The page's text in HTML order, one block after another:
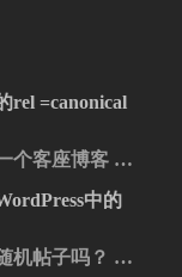
rel =canonical
个客座博客 …
中的
机帖子吗？ …